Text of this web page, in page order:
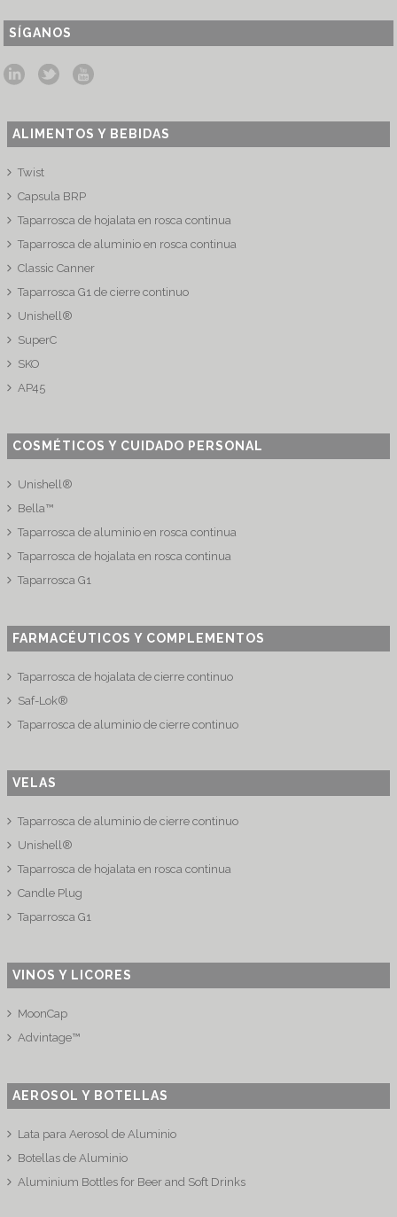
SÍGANOS
ALIMENTOS Y BEBIDAS
Twist
Capsula BRP
Taparrosca de hojalata en rosca continua
Taparrosca de aluminio en rosca continua
Classic Canner
Taparrosca G1 de cierre continuo
Unishell®
SuperC
SKO
AP45
COSMÉTICOS Y CUIDADO PERSONAL
Unishell®
Bella™
Taparrosca de aluminio en rosca continua
Taparrosca de hojalata en rosca continua
Taparrosca G1
FARMACÉUTICOS Y COMPLEMENTOS
Taparrosca de hojalata de cierre continuo
Saf-Lok®
Taparrosca de aluminio de cierre continuo
VELAS
Taparrosca de aluminio de cierre continuo
Unishell®
Taparrosca de hojalata en rosca continua
Candle Plug
Taparrosca G1
VINOS Y LICORES
MoonCap
Advintage™
AEROSOL Y BOTELLAS
Lata para Aerosol de Aluminio
Botellas de Aluminio
Aluminium Bottles for Beer and Soft Drinks